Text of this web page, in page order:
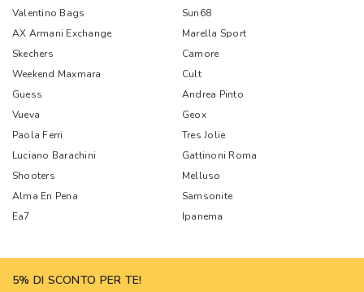
Valentino Bags
Sun68
AX Armani Exchange
Marella Sport
Skechers
Camore
Weekend Maxmara
Cult
Guess
Andrea Pinto
Vueva
Geox
Paola Ferri
Tres Jolie
Luciano Barachini
Gattinoni Roma
Shooters
Melluso
Alma En Pena
Samsonite
Ea7
Ipanema
5% DI SCONTO PER TE!